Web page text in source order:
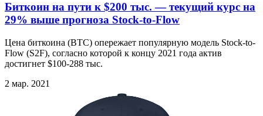
Биткоин на пути к $200 тыс. — текущий курс на
29% выше прогноза Stock-to-Flow
Цена биткоина (BTC) опережает популярную модель Stock-to-
Flow (S2F), согласно которой к концу 2021 года актив
достигнет $100-288 тыс.
2 мар. 2021